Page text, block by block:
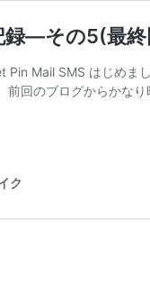
録―その5(最
Pin Mail SMS はじめま
前回のブログからかな
ク